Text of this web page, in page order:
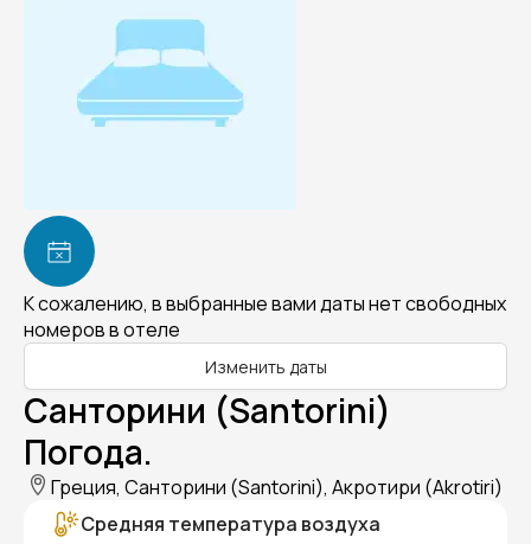
К сожалению, в выбранные вами даты нет свободных
номеров в отеле
Изменить даты
Санторини (Santorini)
Погода.
Греция, Санторини (Santorini), Акротири (Akrotiri)
Средняя температура воздуха